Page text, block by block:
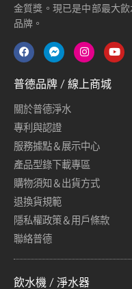
金質獎。現已是中部最大
品牌。
普德品牌 / 線上商城
關於普德淨水
專利與認證
服務據點＆展示中心
產品型錄下載專區
購物須知＆出貨方式
退換貨規範
隱私權政策＆用戶條款
聯絡普德
飲水機 / 淨水器